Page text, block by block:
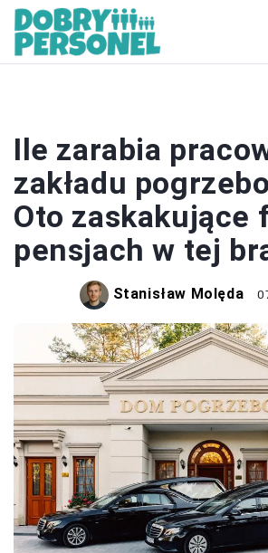
Ile zarabia
zakładu
Oto zaskakujące
pensjach w tej
Stanisław Molęda